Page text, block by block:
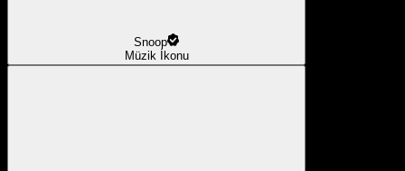
Snoop
Müzik İkonu